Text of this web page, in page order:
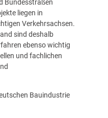
Bundesstraßen
liegen in
Verkehrsachsen.
sind deshalb
ebenso wichtig
und fachlichen
Bauindustrie